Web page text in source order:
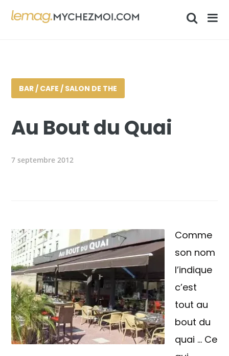
BAR / CAFE / SALON DE THE
Au Bout du Quai
7 septembre 2012
Comme
son nom
l’indique
c’est
tout au
bout du
quai … Ce